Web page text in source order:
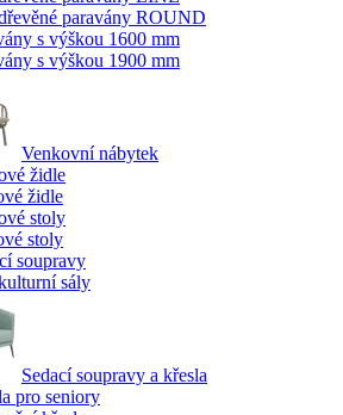
paravány ROUND
s výškou 1600 mm
s výškou 1900 mm
Venkovní nábytek
židle
židle
stoly
stoly
soupravy
sály
Sedací soupravy a křesla
pro seniory